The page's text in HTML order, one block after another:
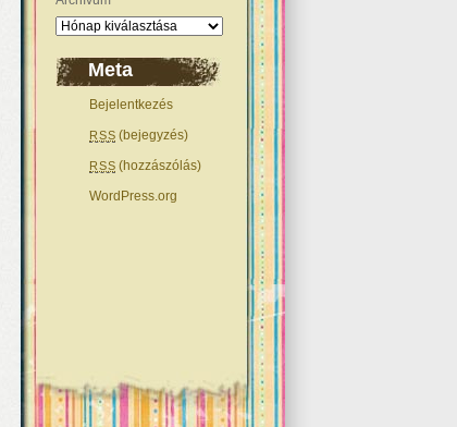
Meta
Bejelentkezés
RSS (bejegyzés)
RSS (hozzászólás)
WordPress.org